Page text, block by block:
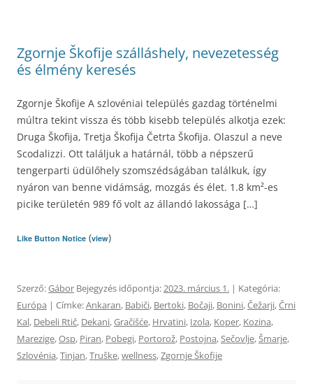
Zgornje Škofije szálláshely, nevezetesség
és élmény keresés
Zgornje Škofije A szlovéniai település gazdag történelmi
múltra tekint vissza és több kisebb település alkotja ezek:
Druga Škofija, Tretja Škofija Četrta Škofija. Olaszul a neve
Scodalizzi. Ott találjuk a határnál, több a népszerű
tengerparti üdülőhely szomszédságában találkuk, így
nyáron van benne vidámság, mozgás és élet. 1.8 km²-es
picike területén 989 fő volt az állandó lakossága […]
Like Button Notice (view)
Szerző:Gábor Bejegyzés időpontja:2023. március 1. | Kategória:
Európa | Címke:Ankaran, Babiči, Bertoki, Bočaji, Bonini,Čežarji,Črni
Kal, Debeli Rtič, Dekani,Gračišće, Hrvatini, Izola, Koper, Kozina,
Marezige,Osp, Piran, Pobegi, Portorož, Postojna,Sečovlje,Šmarje,
Szlovénia,Tinjan,Truške,wellness,Zgornje Škofije